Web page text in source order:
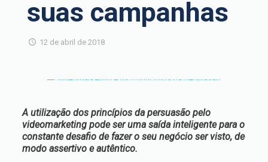
suas campanhas
12 de abril de 2018
A utilização dos princípios da persuasão pelo
videomarketing pode ser uma saída inteligente para o
constante desafio de fazer o seu negócio ser visto, de
modo assertivo e autêntico.